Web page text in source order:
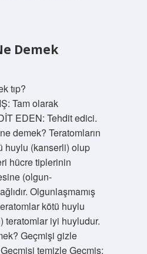
Demek
tıp?
Tam olarak
EDEN: Tehdit edici.
demek? Teratomların
huylu (kanserli) olup
hücre tiplerinin
(olgun-
Olgunlaşmamış
kötü huylu
teratomlar iyi huyludur.
Geçmişi gizle
Geçmişi temizle Geçmiş: